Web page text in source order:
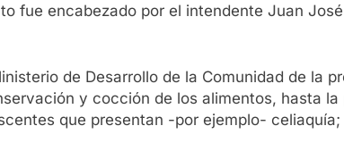
fue encabezado por el intendente Juan
de Desarrollo de la Comunidad de la
y cocción de los alimentos, hasta la
que presentan -por ejemplo-